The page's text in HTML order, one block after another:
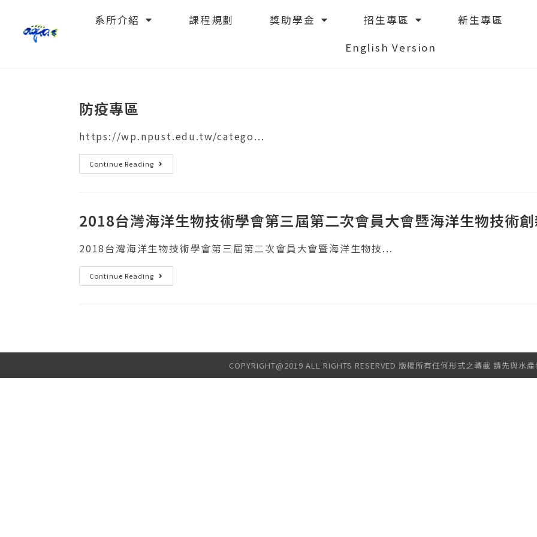
系所介紹 課程規劃 獎助學金 招生專區 新生專區
English Version
防疫專區
https://wp.npust.edu.tw/catego...
Continue Reading
2018台灣海洋生物技術學會第三屆第二次會員大會暨海洋生物技術
2018台灣海洋生物技術學會第三屆第二次會員大會暨海洋生物技...
Continue Reading
COPYRIGHT@2019 ALL RIGHTS RESERVED 版權所有任何形式之轉載 請先與水